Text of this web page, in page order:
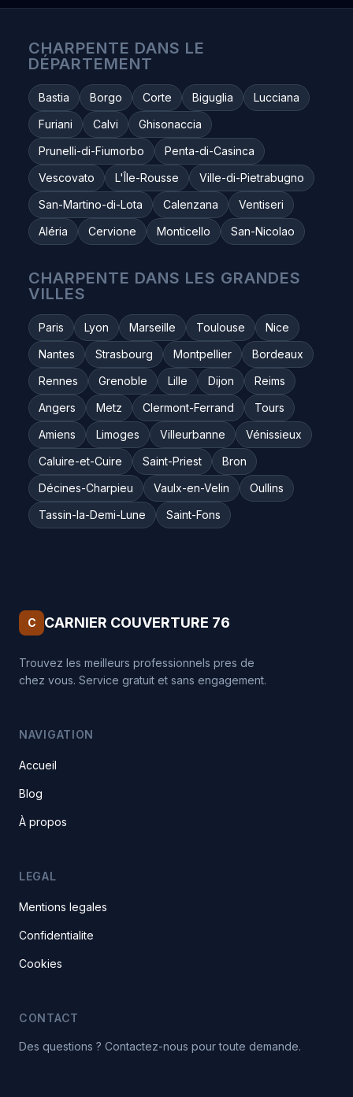
CHARPENTE DANS LE
DÉPARTEMENT
Bastia Borgo Corte Biguglia
Lucciana
Furiani
Calvi
Ghisonaccia
Prunelli-di-Fiumorbo
Penta-di-Casinca
Vescovato
L'Île-Rousse
Ville-di-Pietrabugno
San-Martino-di-Lota
Calenzana
Ventiseri
Aléria
Cervione Monticello San-Nicolao
CHARPENTE DANS LES GRANDES
VILLES
Paris Lyon Marseille Toulouse
Nice
Nantes
Strasbourg Montpellier
Bordeaux
Rennes
Grenoble Lille Dijon
Reims
Angers
Metz Clermont-Ferrand
Tours
Amiens
Limoges Villeurbanne
Vénissieux
Caluire-et-Cuire
Saint-Priest
Bron
Décines-Charpieu
Vaulx-en-Velin
Oullins
Tassin-la-Demi-Lune
Saint-Fons
C CARNIER COUVERTURE 76
Trouvez les meilleurs professionnels pres de
chez vous. Service gratuit et sans engagement.
NAVIGATION
Accueil
Blog
À propos
LEGAL
Mentions legales
Confidentialite
Cookies
CONTACT
Des questions ? Contactez-nous pour toute demande.